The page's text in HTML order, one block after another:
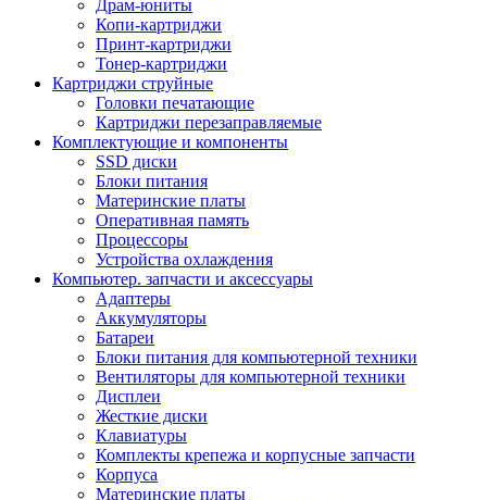
Драм-юниты
Копи-картриджи
Принт-картриджи
Тонер-картриджи
Картриджи струйные
Головки печатающие
Картриджи перезаправляемые
Комплектующие и компоненты
SSD диски
Блоки питания
Материнские платы
Оперативная память
Процессоры
Устройства охлаждения
Компьютер. запчасти и аксессуары
Адаптеры
Аккумуляторы
Батареи
Блоки питания для компьютерной техники
Вентиляторы для компьютерной техники
Дисплеи
Жесткие диски
Клавиатуры
Комплекты крепежа и корпусные запчасти
Корпуса
Материнские платы